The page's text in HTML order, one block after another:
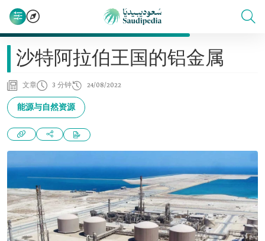
沙特阿拉伯王国的铝金属
文章 3 分钟 24/08/2022
能源与自然资源